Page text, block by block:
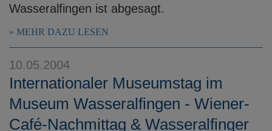
Wasseralfingen ist abgesagt.
MEHR DAZU LESEN
10.05.2004
Internationaler Museumstag im
Museum Wasseralfingen - Wiener-
Café-Nachmittag & Wasseralfinger